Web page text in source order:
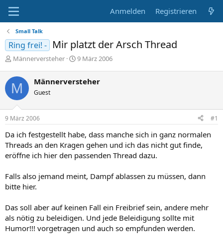
Anmelden Registrieren
Small Talk
Ring frei! - Mir platzt der Arsch Thread
E
s
t
e
l
l
e
Männerversteher
E
t
l
m
9 März 2006
M Männerversteher
Guest
9 März 2006 #1
Da ich festgestellt habe, dass manche sich in ganz normalen
Threads an den Kragen gehen und ich das nicht gut finde,
eröffne ich hier den passenden Thread dazu.
Falls also jemand meint, Dampf ablassen zu müssen, dann
bitte hier.
Das soll aber auf keinen Fall ein Freibrief sein, andere mehr
als nötig zu beleidigen. Und jede Beleidigung sollte mit
Humor!!! vorgetragen und auch so empfunden werden.